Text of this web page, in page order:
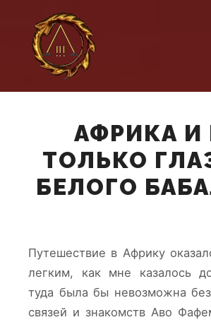
АФРИКА И
ТОЛЬКО
БЕЛОГО
Путешествие в Африку
легким, как мне казалось
туда была бы невозможна
связей и знакомств Аво